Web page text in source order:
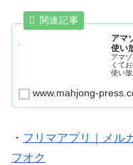
アマ
使い
アマ
くて
使い
www.mahjong-
・ フリマアプリ｜メル
フオク